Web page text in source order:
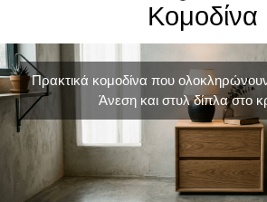
Κομοδίνα
Πρακτικά κομοδίνα που
Άνεση και στυλ δίπλα στο